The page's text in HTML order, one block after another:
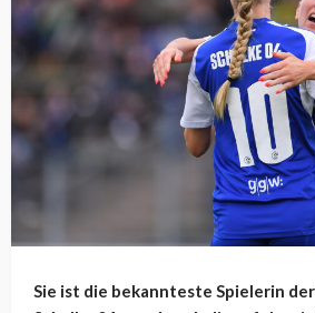
Sie ist die bekannteste Spielerin